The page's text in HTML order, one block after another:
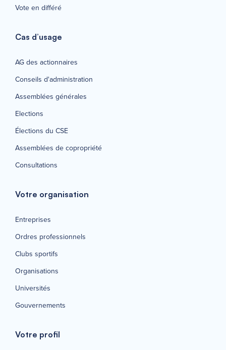
Vote en différé
Cas d’usage
AG des actionnaires
Conseils d'administration
Assemblées générales
Elections
Élections du CSE
Assemblées de copropriété
Consultations
Votre organisation
Entreprises
Ordres professionnels
Clubs sportifs
Organisations
Universités
Gouvernements
Votre profil